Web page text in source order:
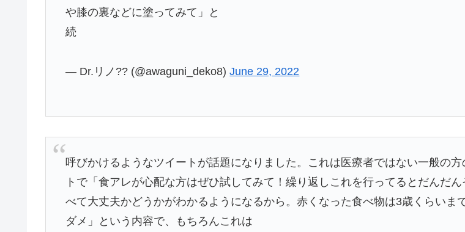
や膝の裏などに塗ってみて」と
続
— Dr.リノ?? (@awaguni_deko8)June 29, 2022
呼びかけるようなツイートが話題になりました。これは医療者ではない一般の方
トで「食アレが心配な方はぜひ試してみて！繰り返しこれを行ってるとだんだん
べて大丈夫かどうかがわかるようになるから。赤くなった食べ物は3歳くらいま
ダメ」という内容で、もちろんこれは